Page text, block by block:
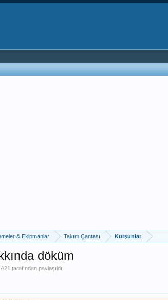
& Ekipmanlar Takım Çantası Kurşunlar
döküm
tarafından paylaşıldı.